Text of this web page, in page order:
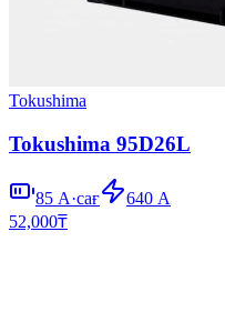
Tokushima
Tokushima 95D26L
85 А·сағ 640 А
52,000₸